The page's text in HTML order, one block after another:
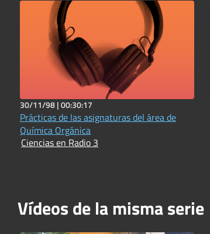
30/11/98 |00:30:17
Prácticas de las asignaturas del área de
Química Orgánica
Ciencias en Radio 3
Vídeos de la misma serie